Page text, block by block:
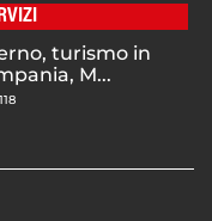
turismo in
M...
118